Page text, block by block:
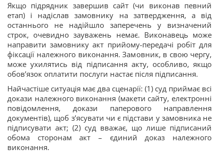
Якщо підрядник завершив сайт (чи виконав певний
етап) і надіслав замовнику на затвердження, а від
останнього не надійшло заперечень у визначений
строк, очевидно зауважень немає. Виконавець може
направити замовнику акт прийому-передачі робіт для
фіксації належного виконання. Замовник, в свою чергу,
може ухилятись від підписання акту, особливо, якщо
обов’язок оплатити послуги настає після підписання.
Найчастіше ситуація має два сценарії: (1) суд приймає всі
докази належного виконання (макети сайту, електронні
повідомлення, докази паперового направлення
документів), щоб з’ясувати чи є підстави у замовника не
підписувати акт; (2) суд вважає, що лише підписаний
обома сторонам акт – єдиний доказ належного
виконання.